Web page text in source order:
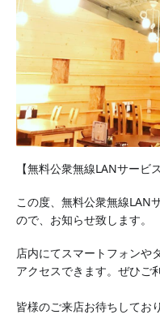
【無料公衆無線LANサービ
この度、無料公衆無線LAN
ので、お知らせ致します。
店内にてスマートフォンや
アクセスできます。ぜひご
皆様のご来店お待ちしてお